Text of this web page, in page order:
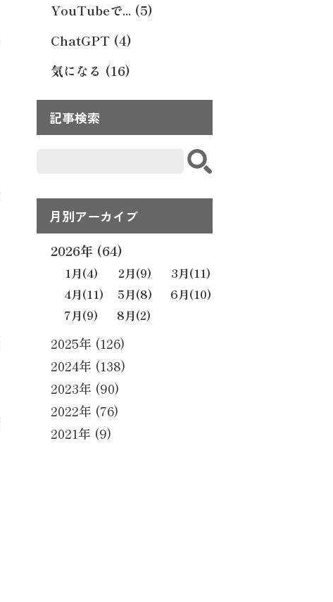
YouTubeで... (5)
ChatGPT (4)
気になる (16)
記事検索
月別アーカイブ
2026年 (64)
1月(4) 2月(9) 3月(11)
4月(11) 5月(8) 6月(10)
7月(9) 8月(2)
2025年 (126)
2024年 (138)
2023年 (90)
2022年 (76)
2021年 (9)